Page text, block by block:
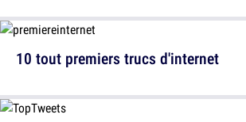
10 tout premiers trucs d'internet